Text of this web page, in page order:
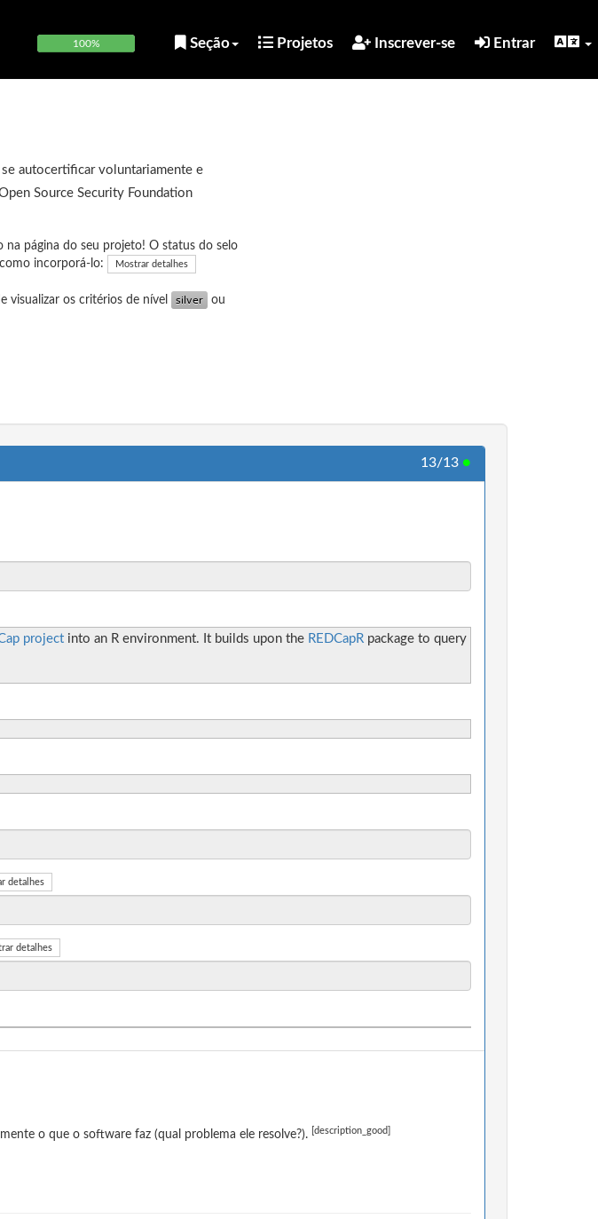
100% Seção Projetos Inscrever-se Entrar
autocertificar voluntariamente e
Source Security Foundation
página do seu projeto! O status do selo
incorporá-lo: Mostrar detalhes
visualizar os critérios de nível
ou
13/13 ●
project into an R environment. It builds upon the REDCapR package to query
detalhes
detalhes
o que o software faz (qual problema ele resolve?). [description_good]